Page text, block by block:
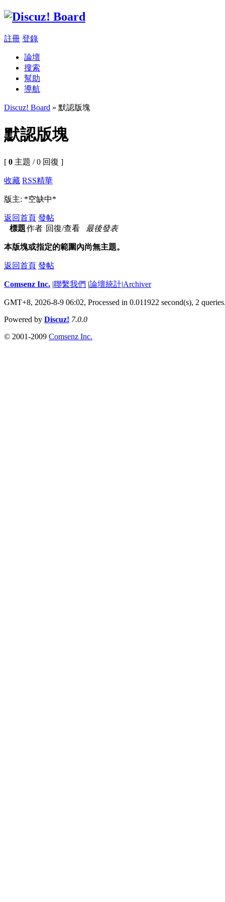
註冊 登錄
論壇
搜索
幫助
導航
Discuz! Board » 默認版塊
默認版塊
[ 0 主題 / 0 回復 ]
收藏 RSS精華
版主: *空缺中*
返回首頁 發帖
標題作者 回復/查看 最後發表
本版塊或指定的範圍內尚無主題。
返回首頁 發帖
Comsenz Inc. |聯繫我們 |論壇統計|Archiver
GMT+8, 2026-8-9 06:02, Processed in 0.011922 second(s), 2 queries
Powered by Discuz! 7.0.0
© 2001-2009 Comsenz Inc.